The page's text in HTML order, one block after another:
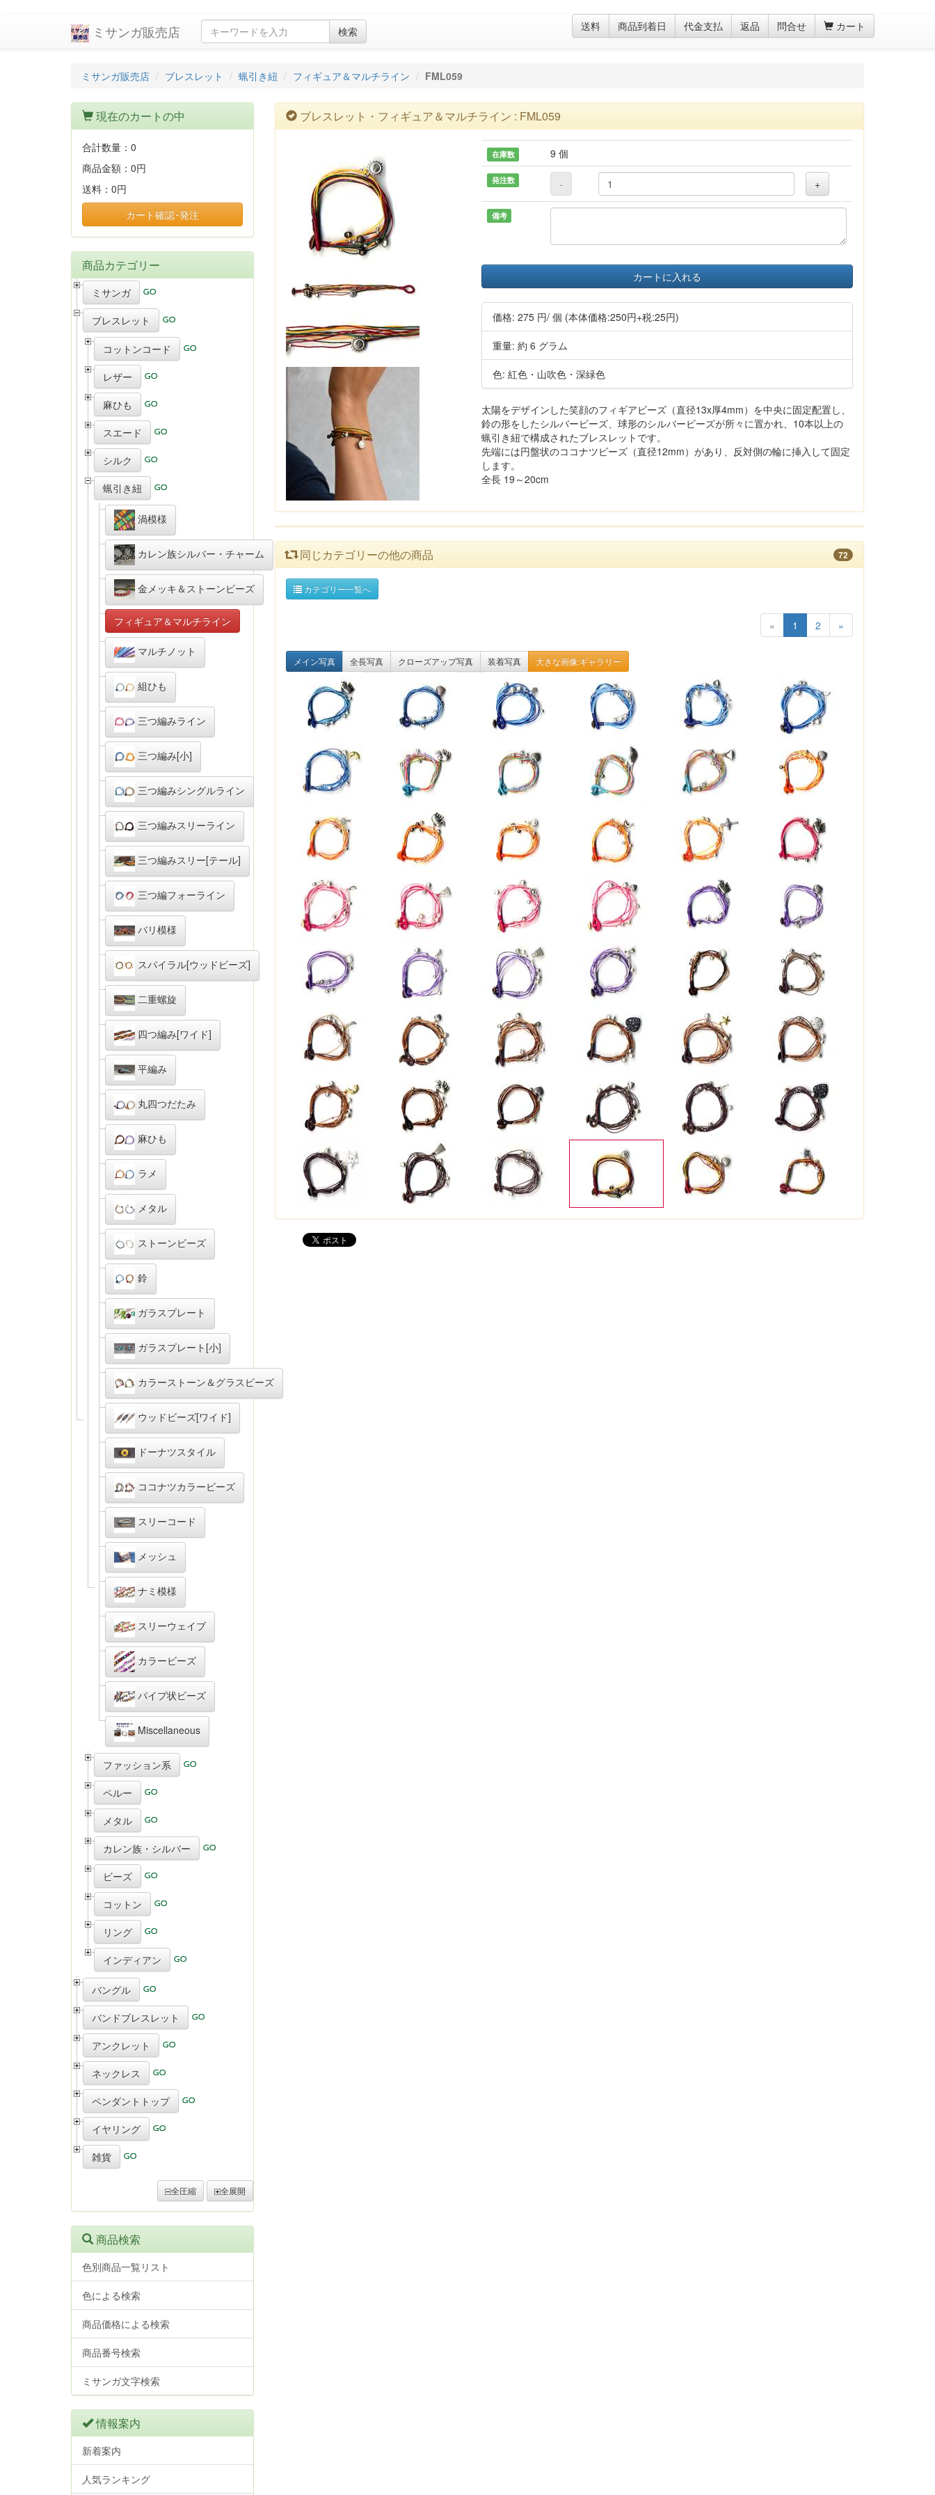
ミサンガ販売店 検索 送料 商品到着日 代金支払 返品 問合せ カート
ミサンガ販売店 ブレスレット 蝋引き紐 フィギュア＆マルチライン FML059
ブレスレット・フィギュア＆マルチライン : FML059
在庫数 9 個
発注数 - +
備考
カートに入れる
価格:275 円/ 個 (本体価格:250円+税:25円)
重量: 約 6 グラム
色: 紅色・山吹色・深緑色
太陽をデザインした笑顔のフィギアビーズ（直径13x厚4mm）を中央に固定配置し、
鈴の形をしたシルバービーズ、球形のシルバービーズが所々に置かれ、10本以上の
蝋引き紐で構成されたブレスレットです。
先端には円盤状のココナツビーズ（直径12mm）があり、反対側の輪に挿入して固定
します。
全長 19～20cm
同じカテゴリーの他の商品 72
カテゴリー一覧へ
« 1 2 »
メイン写真 全長写真 クローズアップ写真 装着写真 大きな画像:ギャラリー
現在のカートの中
合計数量： 0
商品金額： 0円
送料： 0円
カート確認･発注
商品カテゴリー
ミサンガ
ブレスレット
コットンコード
レザー
麻ひも
スエード
シルク
蝋引き紐
渦模様
カレン族シルバー・チャーム
金メッキ＆ストーンビーズ
フィギュア＆マルチライン
マルチノット
組ひも
三つ編みライン
三つ編み[小]
三つ編みシングルライン
三つ編みスリーライン
三つ編みスリー[テール]
三つ編フォーライン
バリ模様
スパイラル[ウッドビーズ]
二重螺旋
四つ編み[ワイド]
平編み
丸四つだたみ
麻ひも
ラメ
メタル
ストーンビーズ
鈴
ガラスプレート
ガラスプレート[小]
カラーストーン＆グラスビーズ
ウッドビーズ[ワイド]
ドーナツスタイル
ココナツカラービーズ
スリーコード
メッシュ
ナミ模様
スリーウェイブ
カラービーズ
パイプ状ビーズ
Miscellaneous
ファッション系
ペルー
メタル
カレン族・シルバー
ビーズ
コットン
リング
インディアン
バングル
バンドブレスレット
アンクレット
ネックレス
ペンダントトップ
イヤリング
雑貨
全圧縮 全展開
商品検索
色別商品一覧リスト
色による検索
商品価格による検索
商品番号検索
ミサンガ文字検索
情報案内
新着案内
人気ランキング